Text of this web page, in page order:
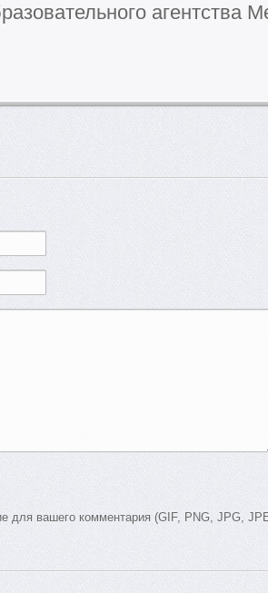
агентства
для вашего комментария (GIF, PNG, JPG,